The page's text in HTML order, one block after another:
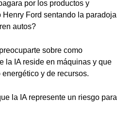
por los productos y
Ford sentando la paradoja
autos?
sobre como
la IA reside en máquinas y que
y de recursos.
la IA represente un riesgo para